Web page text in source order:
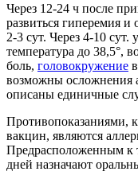
Через 12-24 ч после
развиться гиперемия
2-3 сут. Через 4-10
температура до 38,5°,
боль, головокружение
возможны осложнения
описаны единичные
Противопоказаниями,
вакцин, являются
Предрасположенным к
дней назначают